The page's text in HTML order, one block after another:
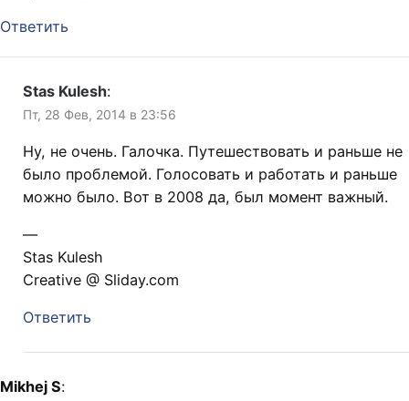
Ответить
Stas Kulesh:
Пт, 28 Фев, 2014 в 23:56
Ну, не очень. Галочка. Путешествовать и раньше не
было проблемой. Голосовать и работать и раньше
можно было. Вот в 2008 да, был момент важный.
—
Stas Kulesh
Creative @ Sliday.com
Ответить
Mikhej S: